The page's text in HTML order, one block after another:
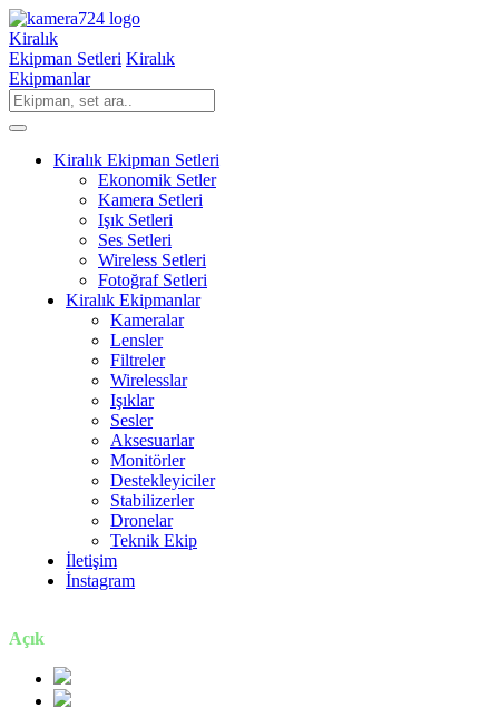
Kiralık
Ekipman Setleri Kiralık
Ekipmanlar
Kiralık Ekipman Setleri
Ekonomik Setler
Kamera Setleri
Işık Setleri
Ses Setleri
Wireless Setleri
Fotoğraf Setleri
Kiralık Ekipmanlar
Kameralar
Lensler
Filtreler
Wirelesslar
Işıklar
Sesler
Aksesuarlar
Monitörler
Destekleyiciler
Stabilizerler
Dronelar
Teknik Ekip
İletişim
İnstagram
Açık